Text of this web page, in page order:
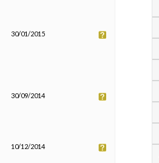
30/01/2015
30/09/2014
10/12/2014